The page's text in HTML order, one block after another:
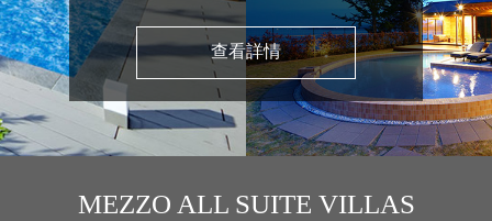
查看詳情
MEZZO ALL SUITE VILLAS